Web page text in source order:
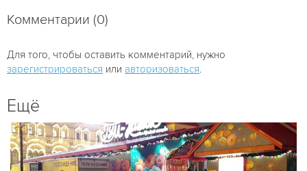
Комментарии (0)
Для того, чтобы оставить комментарий, нужно
зарегистрироваться или авторизоваться
Ещё